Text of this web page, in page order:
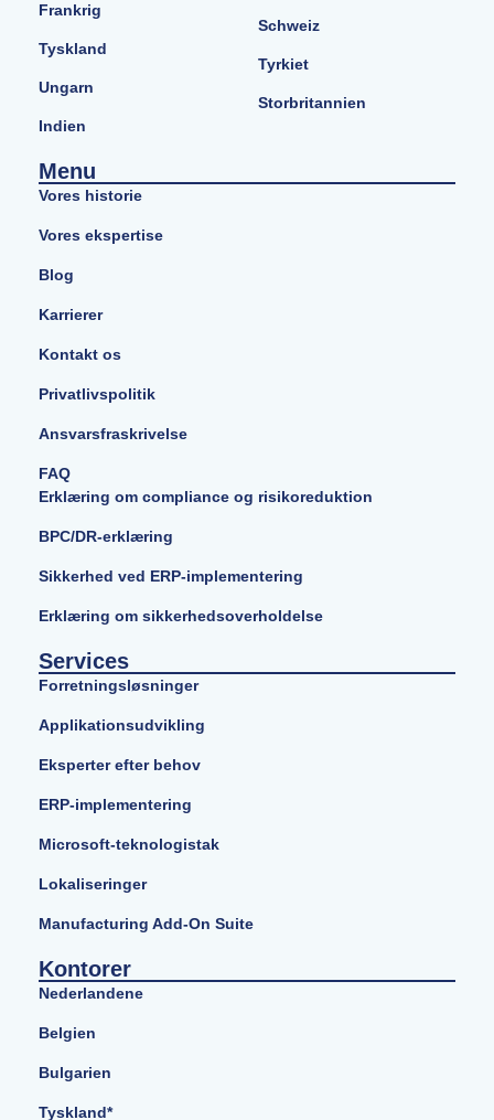
Frankrig
Tyskland
Ungarn
Indien
Schweiz
Tyrkiet
Storbritannien
Menu
Vores historie
Vores ekspertise
Blog
Karrierer
Kontakt os
Privatlivspolitik
Ansvarsfraskrivelse
FAQ
Erklæring om compliance og risikoreduktion
BPC/DR-erklæring
Sikkerhed ved ERP-implementering
Erklæring om sikkerhedsoverholdelse
Services
Forretningsløsninger
Applikationsudvikling
Eksperter efter behov
ERP-implementering
Microsoft-teknologistak
Lokaliseringer
Manufacturing Add-On Suite
Kontorer
Nederlandene
Belgien
Bulgarien
Tyskland*